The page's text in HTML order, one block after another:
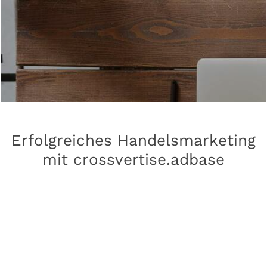
Erfolgreiches Handelsmarketing
mit crossvertise.adbase